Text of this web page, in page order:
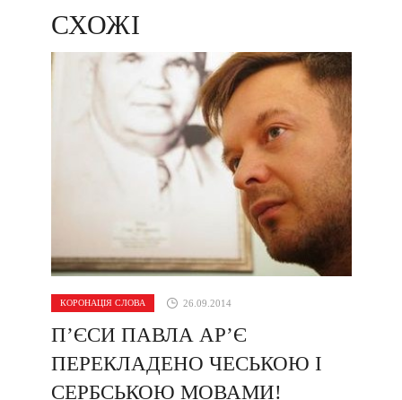
СХОЖІ
КОРОНАЦІЯ СЛОВА 26.09.2014
П’ЄСИ ПАВЛА АР’Є
ПЕРЕКЛАДЕНО ЧЕСЬКОЮ І
СЕРБСЬКОЮ МОВАМИ!